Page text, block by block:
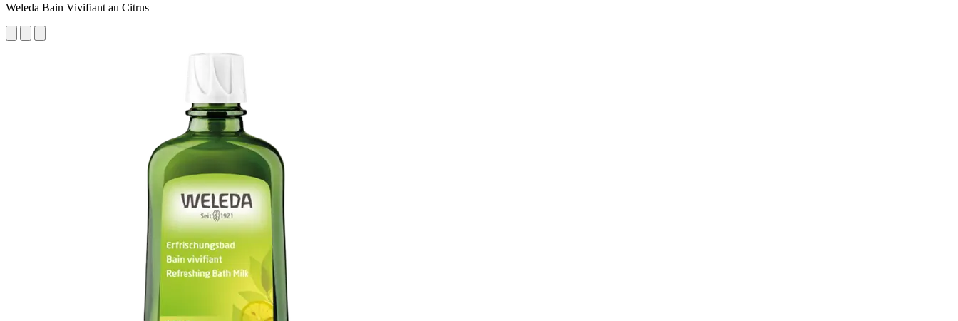
Weleda Bain Vivifiant au Citrus